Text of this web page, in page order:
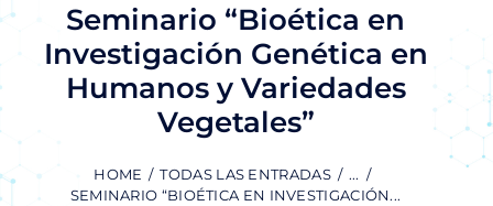
Seminario “Bioética en
Investigación Genética en
Humanos y Variedades
Vegetales”
HOME TODAS LAS ENTRADAS
...
SEMINARIO “BIOÉTICA EN INVESTIGACIÓN...